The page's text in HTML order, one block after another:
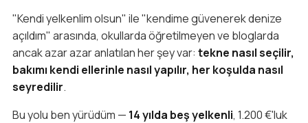
"Kendi yelkenlim olsun" ile "kendime güvenerek denize
açıldım" arasında, okullarda öğretilmeyen ve bloglarda
ancak azar azar anlatılan her şey var: tekne nasıl seçilir,
bakımı kendi ellerinle nasıl yapılır, her koşulda nasıl
seyredilir.
Bu yolu ben yürüdüm — 14 yılda beş yelkenli, 1.200 €'luk